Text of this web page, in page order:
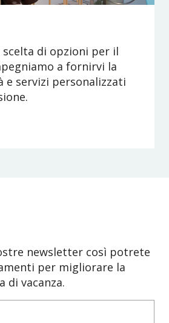
scelta di opzioni per il
a fornirvi la
e servizi personalizzati
newsletter così potrete
per migliorare la
di vacanza.